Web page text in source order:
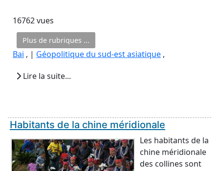
16762 vues
Plus de rubriques ...
Bai , | Géopolitique du sud-est asiatique ,
Lire la suite...
Habitants de la chine méridionale
Les habitants de la
chine méridionale
des collines sont